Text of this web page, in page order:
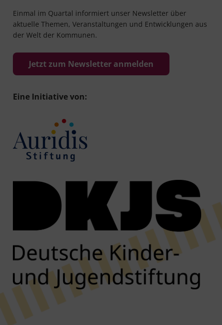
Einmal im Quartal informiert unser Newsletter über
aktuelle Themen, Veranstaltungen und Entwicklungen aus
der Welt der Kommunen.
Jetzt zum Newsletter anmelden
Eine Initiative von: